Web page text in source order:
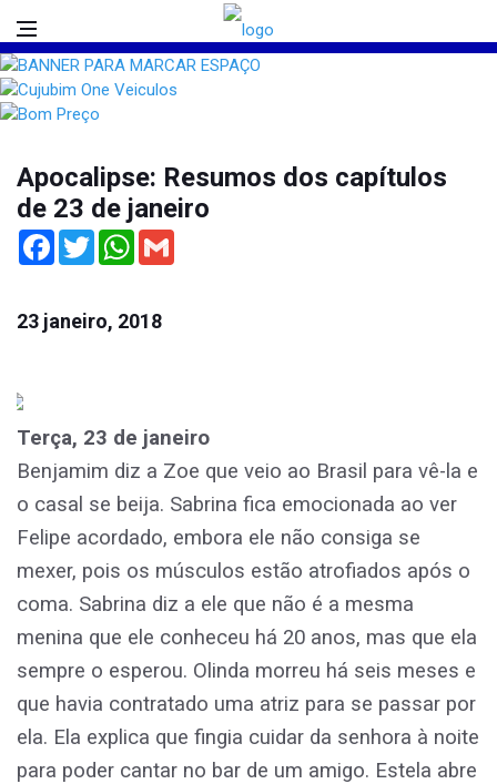
Apocalipse: Resumos dos capítulos
de 23 de janeiro
Facebook
TwitterWhatsApp
23 janeiro, 2018
Terça, 23 de janeiro
Benjamim diz a Zoe que veio ao Brasil para vê-la e
o casal se beija. Sabrina fica emocionada ao ver
Felipe acordado, embora ele não consiga se
mexer, pois os músculos estão atrofiados após o
coma. Sabrina diz a ele que não é a mesma
menina que ele conheceu há 20 anos, mas que ela
sempre o esperou. Olinda morreu há seis meses e
que havia contratado uma atriz para se passar por
ela. Ela explica que fingia cuidar da senhora à noite
para poder cantar no bar de um amigo. Estela abre